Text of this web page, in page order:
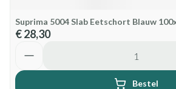
Suprima 5004 Slab Eetschort Blauw
€ 28,30
Bestel